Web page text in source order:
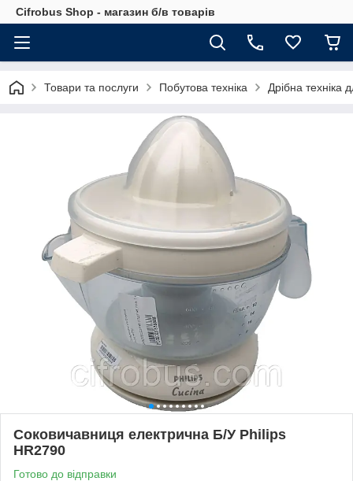
Cifrobus Shop - магазин б/в товарів
Товари та послуги Побутова техніка Дрібна техніка
Соковичавниця електрична Б/У Philips
HR2790
Готово до відправки